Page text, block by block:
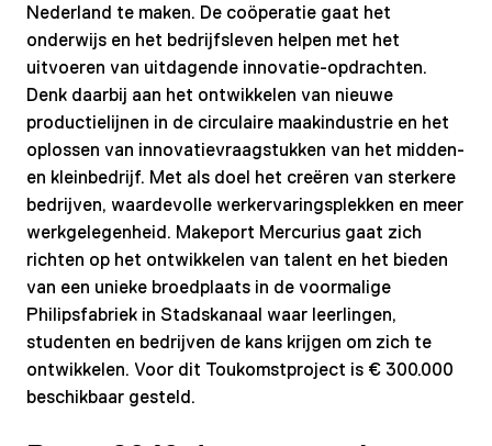
Nederland te maken. De coöperatie gaat het
onderwijs en het bedrijfsleven helpen met het
uitvoeren van uitdagende innovatie-opdrachten.
Denk daarbij aan het ontwikkelen van nieuwe
productielijnen in de circulaire maakindustrie en het
oplossen van innovatievraagstukken van het midden-
en kleinbedrijf. Met als doel het creëren van sterkere
bedrijven, waardevolle werkervaringsplekken en meer
werkgelegenheid. Makeport Mercurius gaat zich
richten op het ontwikkelen van talent en het bieden
van een unieke broedplaats in de voormalige
Philipsfabriek in Stadskanaal waar leerlingen,
studenten en bedrijven de kans krijgen om zich te
ontwikkelen. Voor dit Toukomstproject is € 300.000
beschikbaar gesteld.